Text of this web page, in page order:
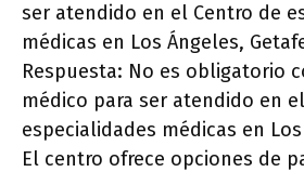
ser atendido en el Centro de
médicas en Los Ángeles,
Respuesta: No es obligatorio
médico para ser atendido en
especialidades médicas en
El centro ofrece opciones de